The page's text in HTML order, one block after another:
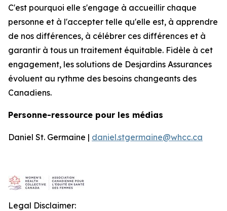
C'est pourquoi elle s'engage à accueillir chaque
personne et à l'accepter telle qu'elle est, à apprendre
de nos différences, à célébrer ces différences et à
garantir à tous un traitement équitable. Fidèle à cet
engagement, les solutions de Desjardins Assurances
évoluent au rythme des besoins changeants des
Canadiens.
Personne-ressource pour les médias
Daniel St. Germaine | daniel.stgermaine@whcc.ca
Legal Disclaimer: